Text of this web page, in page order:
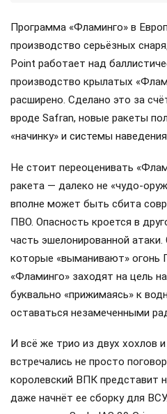
Программа «Фламинго» в
производство серьёзных
Point работает над
производство крылатых
расширено. Сделано это за
вроде Safran, новые ракеты
«начинку» и системы
Не стоит переоценивать
ракета — далеко не «чудо-
вполне может быть сбита
ПВО. Опасность кроется в
часть эшелонированной
которые «выманивают» огонь
«Фламинго» заходят на цель
буквально «прижимаясь» к
оставаться незамеченными
И всё же трио из двух хохлов
встречались не просто
королевский ВПК представит
даже начнёт ее сборку для